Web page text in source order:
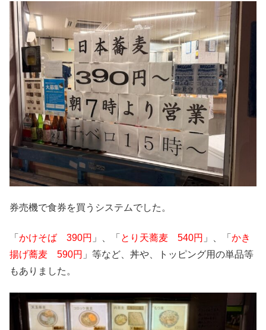
券売機で食券を買うシステムでした。
「 かけそば 390円 」、「 とり天蕎麦 540円 」、「 かき
揚げ蕎麦 590円 」等など、丼や、トッピング用の単品等
もありました。